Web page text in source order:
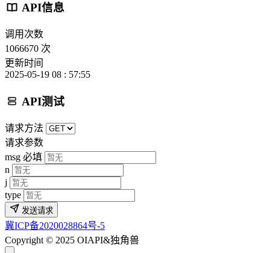
API信息
调用次数
1066670 次
更新时间
2025-05-19 08 : 57:55
API测试
请求方法
请求参数
msg 必填
n
j
type
发送请求
冀ICP备2020028864号-5
Copyright © 2025 OIAPI&独角兽